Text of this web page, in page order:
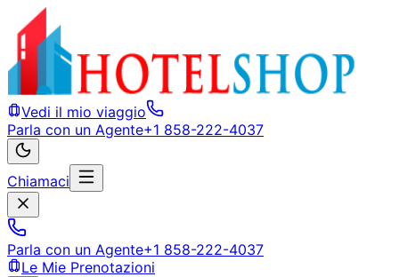
Vedi il mio viaggio
Parla con un Agente+1 858-222-4037
Chiamaci
Parla con un Agente+1 858-222-4037
Le Mie Prenotazioni